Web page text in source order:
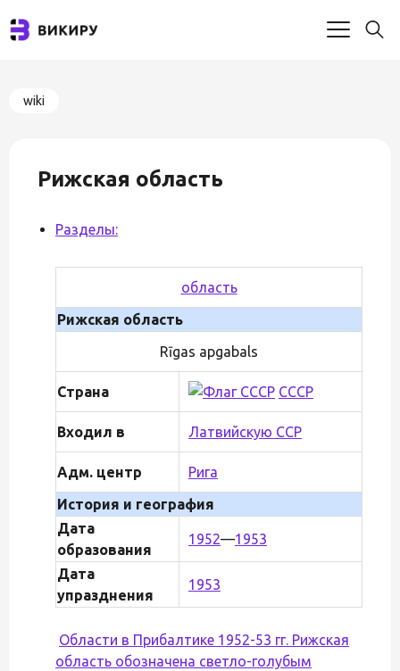
wiki
Рижская область
Разделы:
область
Рижская область
Rīgas apgabals
Страна СССР
Входил в Латвийскую ССР
Адм. центр
Рига
История и география
Дата
образования
1952—1953
Дата
упразднения
1953
Области в Прибалтике 1952-53 гг. Рижская
область обозначена светло-голубым